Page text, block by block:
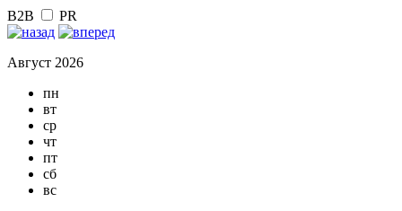
B2B PR
Август 2026
пн
вт
ср
чт
пт
сб
вс